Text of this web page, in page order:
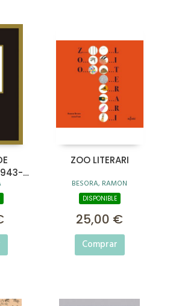
ZOO LITERARI
BESORA, RAMON
DISPONIBLE
25,00 €
Comprar